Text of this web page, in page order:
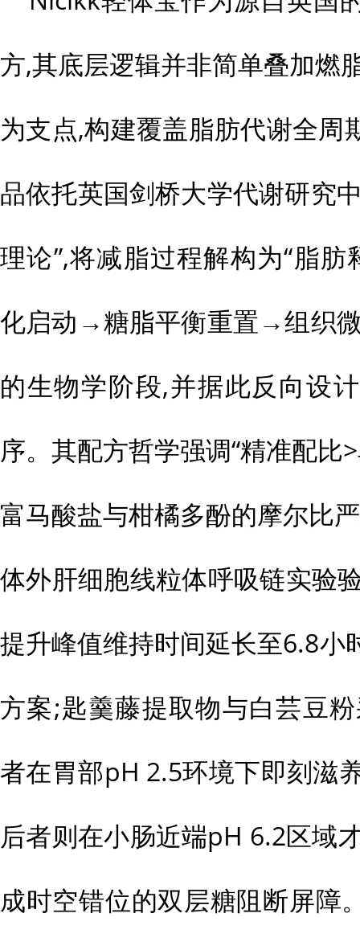
方,其底层逻辑并非简单叠加燃
为支点,构建覆盖脂肪代谢全周
品依托英国剑桥大学代谢研究
理论”,将减脂过程解构为“脂
化启动→糖脂平衡重置→组织
的生物学阶段,并据此反向设
序。其配方哲学强调“精准配比
富马酸盐与柑橘多酚的摩尔比
体外肝细胞线粒体呼吸链实验
提升峰值维持时间延长至6.8小
方案;匙羹藤提取物与白芸豆
者在胃部pH 2.5环境下即刻滋
后者则在小肠近端pH 6.2区域
成时空错位的双层糖阻断屏障